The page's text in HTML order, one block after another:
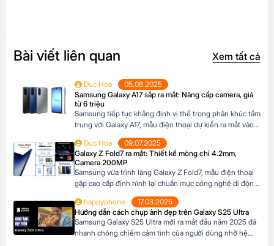
Bài viết liên quan Xem tất cả
Duc Hoa
05.08.2025
Samsung Galaxy A17 sắp ra mắt: Nâng cấp camera, giá
từ 6 triệu
Samsung tiếp tục khẳng định vị thế trong phân khúc tầm
trung với Galaxy A17, mẫu điện thoại dự kiến ra mắt vào
cuối năm 2025 đã xuất hiện trên website các hệ thống
bán lẻ tại Châu Âu. Với những nâng cấp đáng chú ý về
camera, hiệu năng và thiết kế, Galaxy A17 […]
Duc Hoa
09.07.2025
Galaxy Z Fold7 ra mắt: Thiết kế mỏng chỉ 4.2mm,
Camera 200MP
Samsung vừa trình làng Galaxy Z Fold7, mẫu điện thoại
gập cao cấp định hình lại chuẩn mực công nghệ di động.
Với thiết kế siêu mỏng chỉ 4.2mm khi mở ra và camera
200MP sắc nét chưa từng có trên dòng Z Fold, sản phẩm
này không chỉ là một thiết bị công nghệ […]
happyphone
17.03.2025
Hướng dẫn cách chụp ảnh đẹp trên Galaxy S25 Ultra
Samsung Galaxy S25 Ultra mới ra mắt đầu năm 2025 đã
nhanh chóng chiếm cảm tình của người dùng nhờ hệ